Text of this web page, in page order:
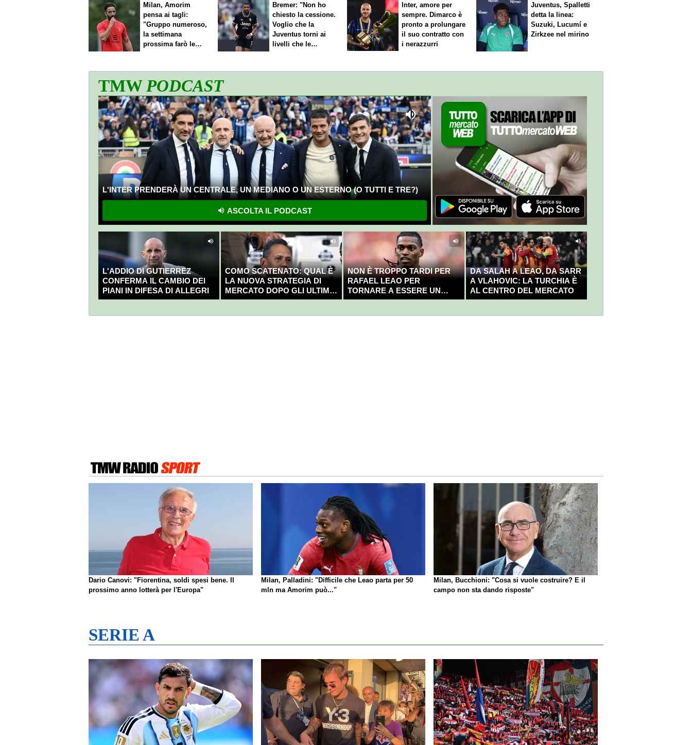
Milan, Amorim
pensa ai tagli:
"Gruppo numeroso,
la settimana
prossima farò le
Bremer: "Non ho
chiesto la cessione.
Voglio che la
Juventus torni ai
livelli che le
Inter, amore per
sempre. Dimarco è
pronto a prolungare
il suo contratto con
i nerazzurri
Juventus, Spalletti
detta la linea:
Suzuki, Lucumí e
Zirkzee nel mirino
TMWPODCAST
L'INTER PRENDERÀ UN CENTRALE, UN MEDIANO O UN ESTERNO (O TUTTI E TRE?)
ASCOLTA IL PODCAST
L'ADDIO DI GUTIERREZ
CONFERMA IL CAMBIO DEI
PIANI IN DIFESA DI ALLEGRI
COMO SCATENATO: QUAL È
LA NUOVA STRATEGIA DI
MERCATO DOPO GLI ULTIMI
COLPI?
NON È TROPPO TARDI PER
RAFAEL LEAO PER
TORNARE A ESSERE UN
CAMPIONE
DA SALAH A LEAO, DA SARR
A VLAHOVIC: LA TURCHIA È
AL CENTRO DEL MERCATO
Dario Canovi: "Fiorentina, soldi spesi bene. Il
prossimo anno lotterà per l'Europa"
Milan, Palladini: "Difficile che Leao parta per 50
mln ma Amorim può..."
Milan, Bucchioni: "Cosa si vuole costruire? E il
campo non sta dando risposte"
SERIE A